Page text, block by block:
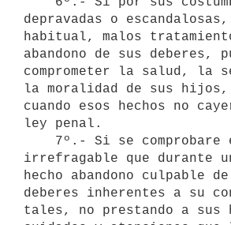
depravadas o
habitual, malos
abandono de sus deberes,
comprometer la salud, la
la moralidad de sus hijos,
cuando esos hechos no
ley penal.
irrefragable que durante
hecho abandono culpable
deberes inherentes a su
tales, no prestando a